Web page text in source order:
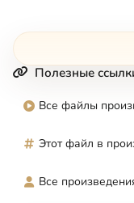
Полезные
Все файлы
Этот файл в
Все